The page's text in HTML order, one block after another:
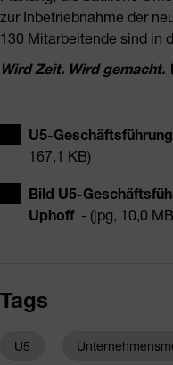
zur Inbetriebnahme der
130 Mitarbeitende sind in
Wird Zeit. Wird gemacht.
U5-
167,1 KB)
Bild U5-
Uphoff - (jpg, 10,0
Tags
U5